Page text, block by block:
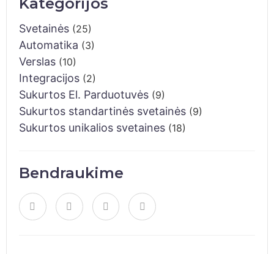
Svetainės (25)
Automatika (3)
Verslas (10)
Integracijos (2)
Sukurtos El. Parduotuvės (9)
Sukurtos standartinės svetainės (9)
Sukurtos unikalios svetaines (18)
Bendraukime